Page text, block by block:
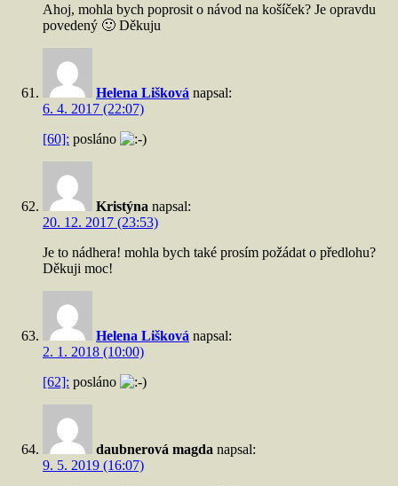
Ahoj, mohla bych poprosit o návod na košíček? Je opravdu
povedený 🙂 Děkuju
Helena Lišková napsal:
6. 4. 2017 (22:07)
[60]: posláno
Kristýna napsal:
20. 12. 2017 (23:53)
Je to nádhera! mohla bych také prosím požádat o předlohu?
Děkuji moc!
Helena Lišková napsal:
2. 1. 2018 (10:00)
[62]: posláno
daubnerová magda napsal:
9. 5. 2019 (16:07)